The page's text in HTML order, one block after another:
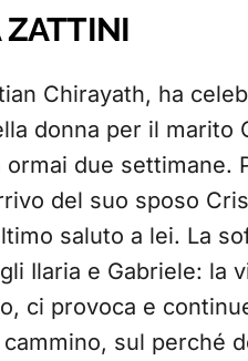
ZATTINI
Chirayath, ha
donna per il
due settimane.
del suo sposo
saluto a lei. La
Ilaria e Gabriele: la
ci provoca e
sul perché